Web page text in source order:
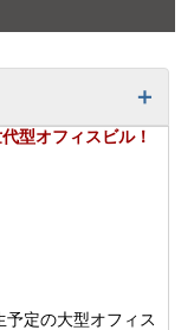
型オフィスビル！
定の大型オフィス